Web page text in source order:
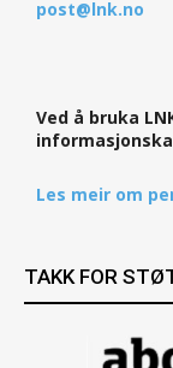
post@lnk.no
Ved å bruka
Les meir om
TAKK FOR